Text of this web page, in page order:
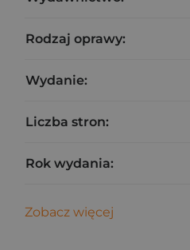
Rodzaj oprawy:
Wydanie:
Liczba stron:
Rok wydania:
Zobacz więcej